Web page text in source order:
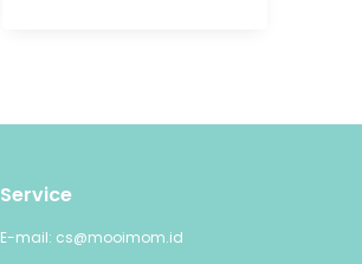
Service
E-mail: cs@mooimom.id